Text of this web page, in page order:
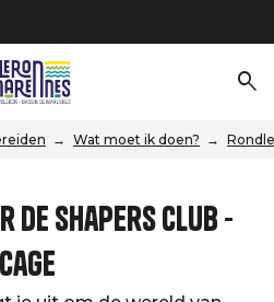
Wat moet ik doen?
de Shapers Club -